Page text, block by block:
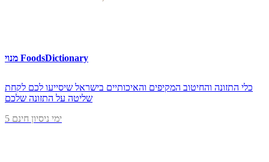
מנוי FoodsDictionary
כלי התזונה והחיטוב המקיפים והאיכותיים בישראל שיסייעו לכם לקחת
שליטה על התזונה שלכם
5 ימי ניסיון חינם